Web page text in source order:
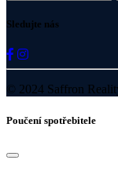
Sledujte nás
© 2024 Saffron
Poučení spotřebitele